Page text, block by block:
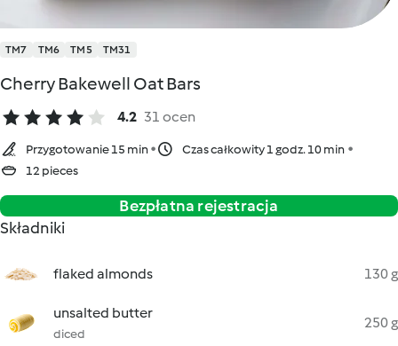
TM7 TM6 TM5 TM31
Cherry Bakewell Oat Bars
4.2 31 ocen
Przygotowanie 15 min
Czas całkowity 1 godz. 10 min
12 pieces
Bezpłatna rejestracja
Składniki
flaked almonds 130 g
unsalted butter
diced
250 g